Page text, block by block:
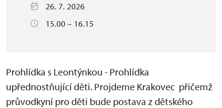
26. 7. 2026
15.00 – 16.15
Prohlídka s Leontýnkou - Prohlídka
upřednostňující děti. Projdeme Krakovec přičemž
průvodkyní pro děti bude postava z dětského